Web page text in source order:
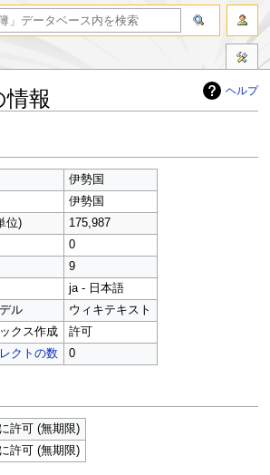
ヘルプ
情報
伊勢国
伊勢国
位)
175,987
0
9
ja - 日本語
ル
ウィキテキスト
クス作成
許可
クトの数
0
許可 (無期限)
許可 (無期限)